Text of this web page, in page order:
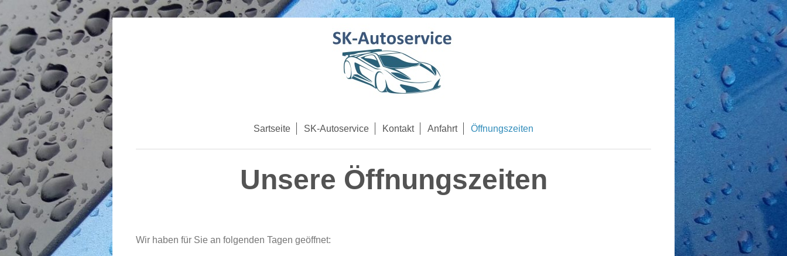
Sartseite SK-Autoservice Kontakt Anfahrt Öffnungszeiten
Unsere Öffnungszeiten
Wir haben für Sie an folgenden Tagen geöffnet: